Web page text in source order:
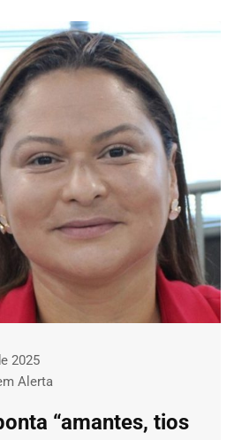
2025
Alerta
“amantes, tios